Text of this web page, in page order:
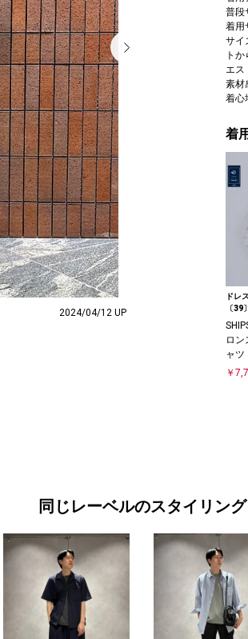
2024/04/12 UP
普段
着用
サイ
ト
エス
素材
着心
着
ドレ
〔39〕
ロン
ャツ
￥
同じレーベルのスタイリング